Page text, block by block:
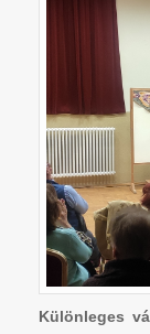
Különleges